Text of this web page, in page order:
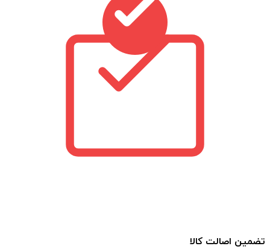
تضمین اصالت کالا